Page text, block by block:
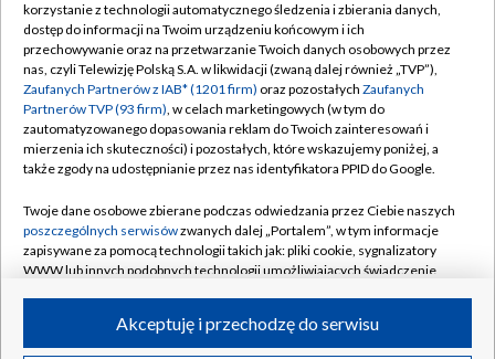
TVP
Abonament TVP
Emisja w TVP
Centrum informacji TVP
Naziemna Telewizja Cyfrowa
Rada Programowa
System NOS
Informacje o nadawcy
Program dla prasy
Regulamin TVP
Polityka prywatności
Moje zgody
Pomoc
Kontakt
Kanały
korzystanie z technologii automatycznego śledzenia i zbierania danych,
dostęp do informacji na Twoim urządzeniu końcowym i ich
przechowywanie oraz na przetwarzanie Twoich danych osobowych przez
nas, czyli Telewizję Polską S.A. w likwidacji (zwaną dalej również „TVP”),
Zaufanych Partnerów z IAB* (1201 firm) oraz pozostałych Zaufanych
Partnerów TVP (93 firm), w celach marketingowych (w tym do
zautomatyzowanego dopasowania reklam do Twoich zainteresowań i
mierzenia ich skuteczności) i pozostałych, które wskazujemy poniżej, a
także zgody na udostępnianie przez nas identyfikatora PPID do Google.
Twoje dane osobowe zbierane podczas odwiedzania przez Ciebie naszych
poszczególnych serwisówzwanych dalej „Portalem”, w tym informacje
zapisywane za pomocą technologii takich jak: pliki cookie, sygnalizatory
WWW lub innych podobnych technologii umożliwiających świadczenie
ruchu w Internecie.Akceptuję i przechodzę do serwisu